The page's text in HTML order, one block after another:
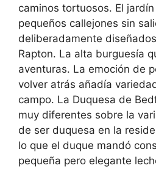
caminos tortuosos. El
pequeños callejones sin
deliberadamente
Rapton. La alta burguesía
aventuras. La emoción de
volver atrás añadía
campo. La Duquesa de
muy diferentes sobre la
de ser duquesa en la
lo que el duque mandó
pequeña pero elegante